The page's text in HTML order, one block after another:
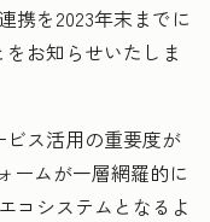
携を2023年末までに
お知らせいたしま
ス活用の重要度が
ームが一層網羅的に
コシステムとなるよ